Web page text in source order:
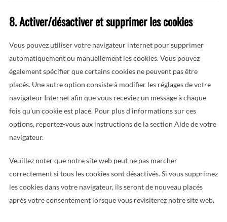
8. Activer/désactiver et supprimer les cookies
Vous pouvez utiliser votre navigateur internet pour supprimer
automatiquement ou manuellement les cookies. Vous pouvez
également spécifier que certains cookies ne peuvent pas être
placés. Une autre option consiste à modifier les réglages de votre
navigateur Internet afin que vous receviez un message à chaque
fois qu’un cookie est placé. Pour plus d’informations sur ces
options, reportez-vous aux instructions de la section Aide de votre
navigateur.
Veuillez noter que notre site web peut ne pas marcher
correctement si tous les cookies sont désactivés. Si vous supprimez
les cookies dans votre navigateur, ils seront de nouveau placés
après votre consentement lorsque vous revisiterez notre site web.